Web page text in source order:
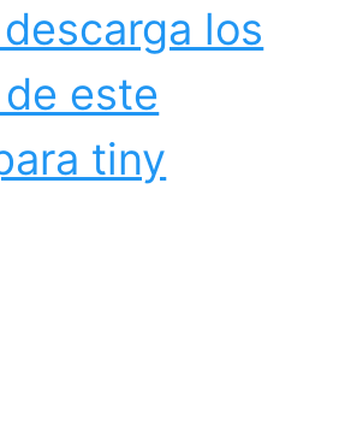
los
este
tiny